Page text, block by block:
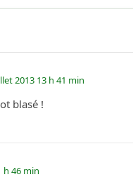
2013 13 h 41 min
blasé !
h 46 min